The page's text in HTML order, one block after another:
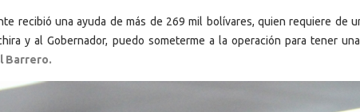
recibió una ayuda de más de 269 mil bolívares, quien requiere de
y al Gobernador, puedo someterme a la operación para tener
Barrero.